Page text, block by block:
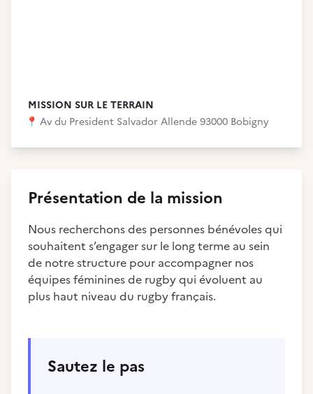
MISSION SUR LE TERRAIN
📍 Av du President Salvador Allende 93000 Bobigny
Présentation de la mission
Nous recherchons des personnes bénévoles qui
souhaitent s’engager sur le long terme au sein
de notre structure pour accompagner nos
équipes féminines de rugby qui évoluent au
plus haut niveau du rugby français.
Sautez le pas